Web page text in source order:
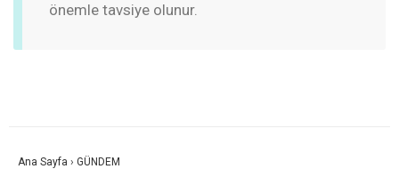
önemle tavsiye olunur.
Ana Sayfa › GÜNDEM